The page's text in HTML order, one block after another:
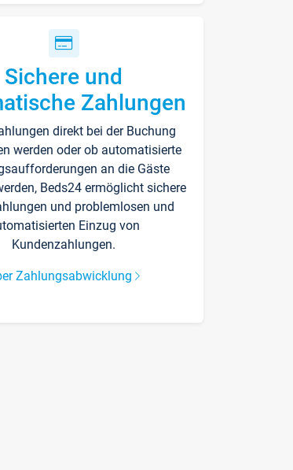
Sichere und
Zahlungen
direkt bei der Buchung
werden oder ob automatisierte
an die Gäste
Beds24 ermöglicht sichere
und problemlosen und
Einzug von
Kundenzahlungen.
Zahlungsabwicklung